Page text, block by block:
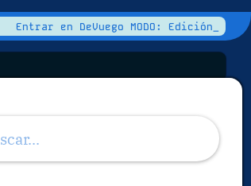
Entrar en DeVuego MODO: Edición_